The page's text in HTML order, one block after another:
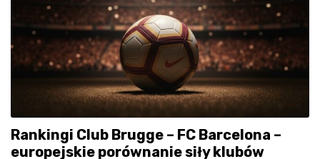
Rankingi Club Brugge – FC Barcelona –
europejskie porównanie siły klubów